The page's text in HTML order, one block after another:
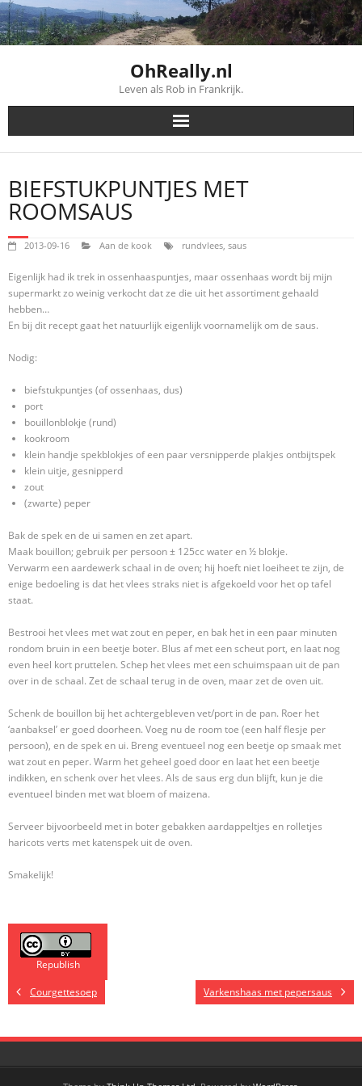
Skip
to
content
OhReally.nl
Leven als Rob in Frankrijk.
BIEFSTUKPUNTJES MET
ROOMSAUS
2013-09-16 Aan de kook rundvlees, saus
Eigenlijk had ik trek in ossenhaaspuntjes, maar ossenhaas wordt bij mijn
supermarkt zo weinig verkocht dat ze die uit het assortiment gehaald
hebben…
En bij dit recept gaat het natuurlijk eigenlijk voornamelijk om de saus.
Nodig:
biefstukpuntjes (of ossenhaas, dus)
port
bouillonblokje (rund)
kookroom
klein handje spekblokjes of een paar versnipperde plakjes ontbijtspek
klein uitje, gesnipperd
zout
(zwarte) peper
Bak de spek en de ui samen en zet apart.
Maak bouillon; gebruik per persoon ± 125cc water en ½ blokje.
Verwarm een aardewerk schaal in de oven; hij hoeft niet loeiheet te zijn, de
enige bedoeling is dat het vlees straks niet is afgekoeld voor het op tafel
staat.
Bestrooi het vlees met wat zout en peper, en bak het in een paar minuten
rondom bruin in een beetje boter. Blus af met een scheut port, en laat nog
even heel kort pruttelen. Schep het vlees met een schuimspaan uit de pan
over in de schaal. Zet de schaal terug in de oven, maar zet de oven uit.
Schenk de bouillon bij het achtergebleven vet/port in de pan. Roer het
‘aanbaksel’ er goed doorheen. Voeg nu de room toe (een half flesje per
persoon), en de spek en ui. Breng eventueel nog een beetje op smaak met
wat zout en peper. Warm het geheel goed door en laat het een beetje
indikken, en schenk over het vlees. Als de saus erg dun blijft, kun je die
eventueel binden met wat bloem of maizena.
Serveer bijvoorbeeld met in boter gebakken aardappeltjes en rolletjes
haricots verts met katenspek uit de oven.
Smakelijk!
Republish
Courgettesoep
Varkenshaas met pepersaus